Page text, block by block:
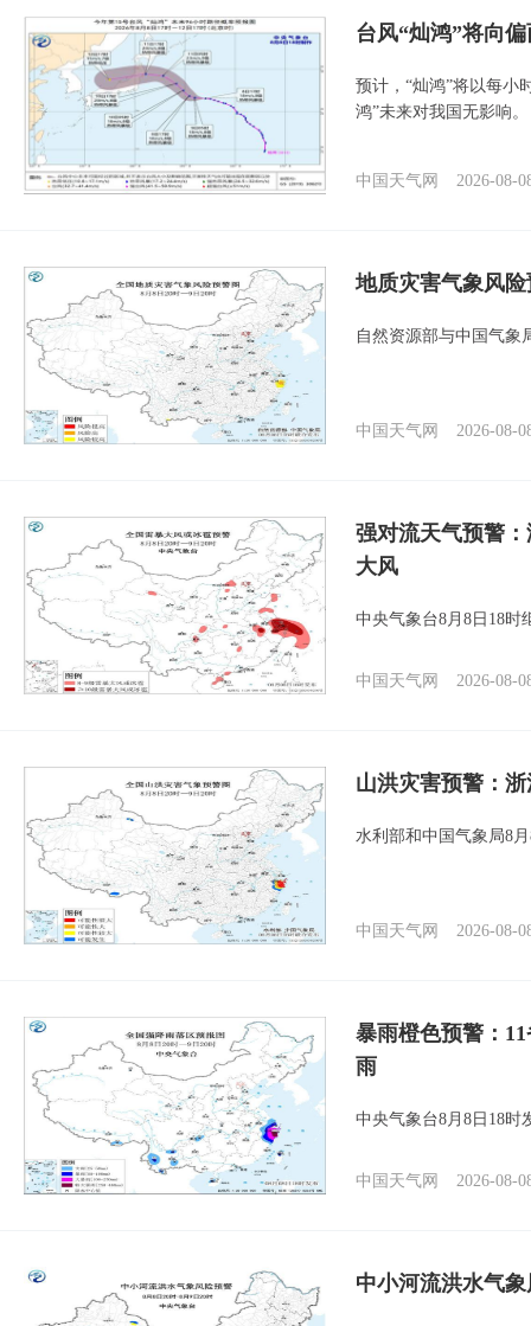
台风“灿鸿”将向
预计，“灿鸿”将以每小
鸿”未来对我国无影响。
中国天气网 2026-08-
地质灾害气象风
自然资源部与中国气象
中国天气网 2026-08-
强对流天气预警
大风
中央气象台8月8日18时
中国天气网 2026-08-
山洪灾害预警：
水利部和中国气象局8
中国天气网 2026-08-
暴雨橙色预警：
雨
中央气象台8月8日18时
中国天气网 2026-08-
中小河流洪水气